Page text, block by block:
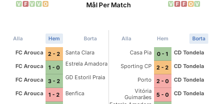
V F V V O
Mål Per Match
V F F O V
Alla Hem Borta
FC Arouca 2 - 2
Santa Clara
FC Arouca
1 - 0
Estrela Amadora
FC Arouca 3 - 2
GD Estoril Praia
FC Arouca 1 - 2
Benfica
Alla Hem Borta
Casa Pia 0 - 1
CD Tondela
Sporting CP
2 - 2
CD Tondela
Porto
2 - 0
CD Tondela
Vitória
Guimarães
5 - 0
CD Tondela